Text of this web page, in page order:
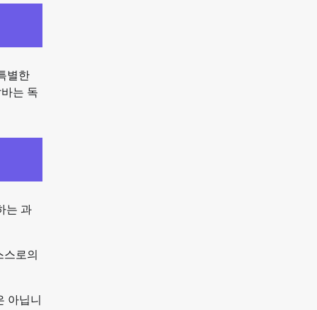
별한
는 독
는 과
스로의
아닙니